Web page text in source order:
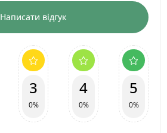
Написати відгук
3
0%
4
0%
5
0%